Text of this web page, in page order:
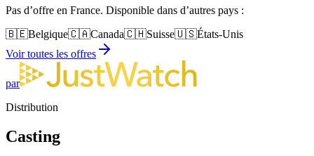
Pas d’offre en France. Disponible dans d’autres pays :
🇧🇪Belgique🇨🇦Canada🇨🇭Suisse🇺🇸États-Unis
Voir toutes les offres
par
Distribution
Casting